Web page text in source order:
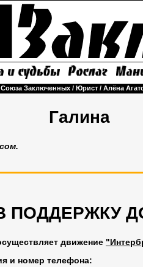
Заключенных / Юрист / Алёна
Галина
ПОДДЕРЖКУ
движение
и номер телефона: